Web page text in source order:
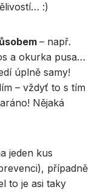
:)
– např.
a okurka pusa…
úplně samy!
– vždyť to s tím
Nějaká
jeden kus
případně
to je asi taky